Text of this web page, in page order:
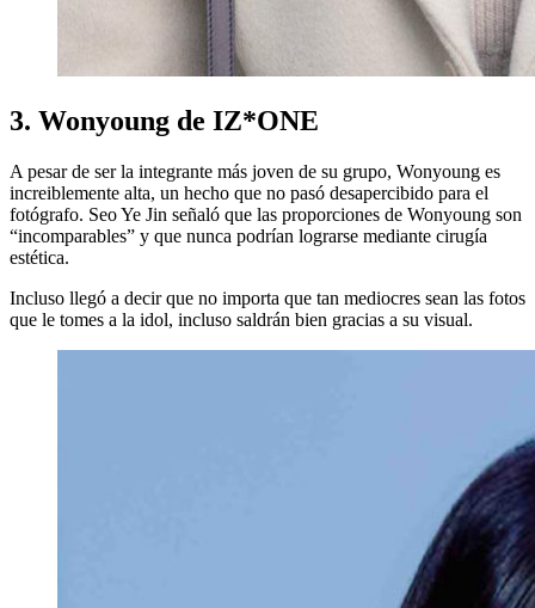
3. Wonyoung de IZ*ONE
A pesar de ser la integrante más joven de su grupo, Wonyoung es
increiblemente alta, un hecho que no pasó desapercibido para el
fotógrafo. Seo Ye Jin señaló que las proporciones de Wonyoung son
“incomparables” y que nunca podrían lograrse mediante cirugía
estética.
Incluso llegó a decir que no importa que tan mediocres sean las fotos
que le tomes a la idol, incluso saldrán bien gracias a su visual.